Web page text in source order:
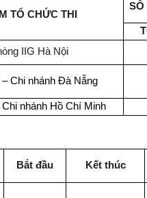
TỔ CHỨC THI
SỐ
IIG Hà Nội
– Chi nhánh Đà Nẵng
Chi nhánh Hồ Chí Minh
Bắt đầu Kết thúc